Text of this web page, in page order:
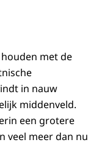
met de
in nauw
middenveld.
een grotere
veel meer dan nu